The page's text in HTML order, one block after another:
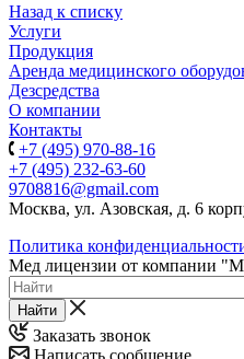
Назад к списку
Услуги
Продукция
Аренда медицинского
Дезсредства
О компании
Контакты
+7 (495) 970-88-16
+7 (495) 232-63-60
9708816@gmail.com
Москва, ул. Азовская, д. 6
Политика
Мед лицензии от компании
Найти
Заказать звонок
Написать сообщение